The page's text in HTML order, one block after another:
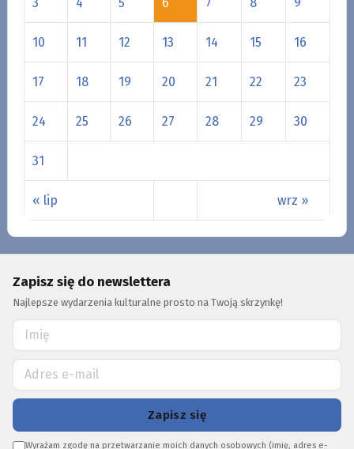
« lip wrz »
10 11 12 13 14 15 16
17 18 19 20 21 22 23
24 25 26 27 28 29 30
31
Zapisz się do newslettera
Najlepsze wydarzenia kulturalne prosto na Twoją skrzynkę!
Zapisz się
Wyrażam zgodę na przetwarzanie moich danych osobowych (imię, adres e-